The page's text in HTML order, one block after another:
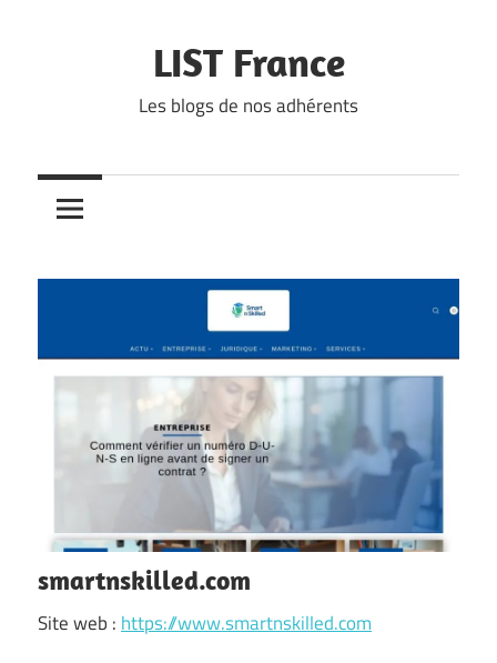
LIST France
Les blogs de nos adhérents
smartnskilled.com
Site web : https://www.smartnskilled.com